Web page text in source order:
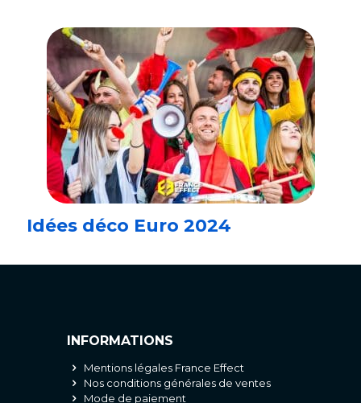
Idées déco Euro 2024
INFORMATIONS
Mentions légales France Effect
Nos conditions générales de ventes
Mode de paiement